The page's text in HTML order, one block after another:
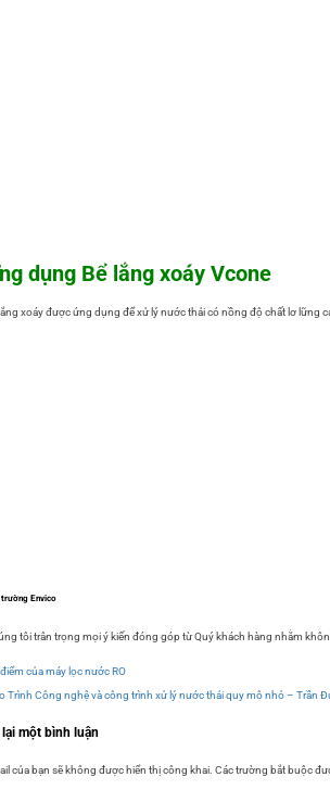
dụng Bể lắng xoáy Vcone
xoáy được ứng dụng để xử lý nước thải có nồng độ chất lơ lững
Envico
tôi trân trọng mọi ý kiến đóng góp từ Quý khách hàng nhằm
của máy lọc nước RO
Trình Công nghệ và công trình xử lý nước thải quy mô nhỏ – Trần
một bình luận
của bạn sẽ không được hiển thị công khai. Các trường bắt buộc